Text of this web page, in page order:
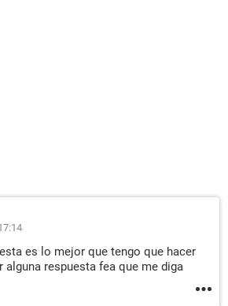
es lo mejor que tengo que hacer
alguna respuesta fea que me diga